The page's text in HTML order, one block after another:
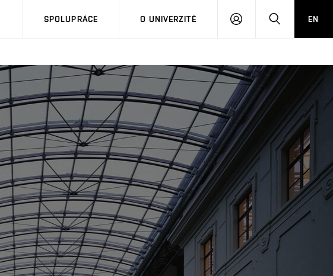
SPOLUPRÁCE O UNIVERZITĚ
PŘIHLÁSIT HLEDATEN